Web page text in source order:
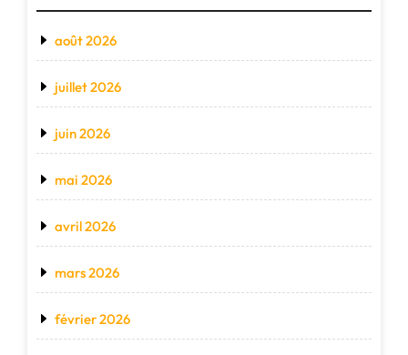
août 2026
juillet 2026
juin 2026
mai 2026
avril 2026
mars 2026
février 2026